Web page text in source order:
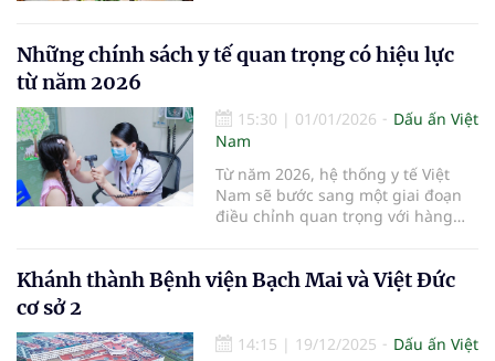
vận hành. Từ việc triển khai bệnh
án điện tử đến liên thông dữ liệu y
bước tiến tới mục tiêu xây dựng
một hệ thống y tế thông minh, lấy
Những chính sách y tế quan trọng có hiệu lực
từ năm 2026
15:30 | 01/01/2026
Dấu ấn Việt
Nam
Từ năm 2026, hệ thống y tế Việt
Nam sẽ bước sang một giai đoạn
điều chỉnh quan trọng với hàng
ban đầu...
Khánh thành Bệnh viện Bạch Mai và Việt Đức
cơ sở 2
14:15 | 19/12/2025
Dấu ấn Việt